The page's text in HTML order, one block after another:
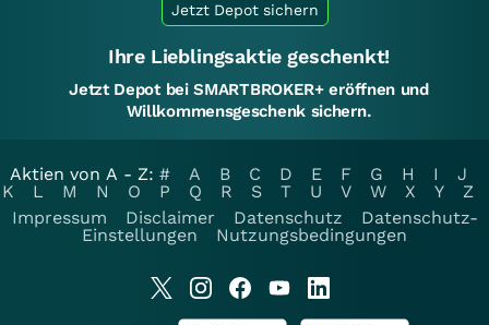
Jetzt Depot sichern
Ihre Lieblingsaktie geschenkt!
Jetzt Depot bei SMARTBROKER+ eröffnen und
Willkommensgeschenk sichern.
Aktien von A - Z: # A B C D E F G H I
J
K
L M N O P Q R S T U V W X Y
Z
Impressum
Disclaimer Datenschutz
Datenschutz-
Einstellungen
Nutzungsbedingungen